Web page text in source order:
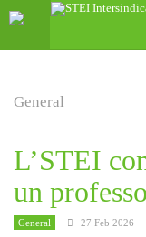
General
L’STEI
un
General 27 Feb 2026